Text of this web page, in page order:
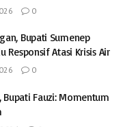
0
Bupati Sumenep
Responsif Atasi Krisis Air
0
Bupati Fauzi: Momentum